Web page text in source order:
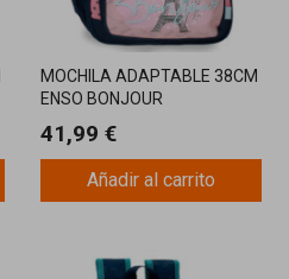
MOCHILA ADAPTABLE 38CM
ENSO BONJOUR
41,99 €
Añadir al carrito